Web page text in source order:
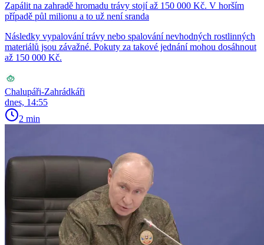
Zapálit na zahradě hromadu trávy stojí až 150 000 Kč. V horším
případě půl milionu a to už není sranda
Následky vypalování trávy nebo spalování nevhodných rostlinných
materiálů jsou závažné. Pokuty za takové jednání mohou dosáhnout
až 150 000 Kč.
Chalupáři-Zahrádkáři
dnes, 14:55
2 min